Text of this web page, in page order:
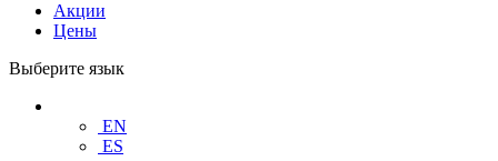
Акции
Цены
Выберите язык
EN
ES